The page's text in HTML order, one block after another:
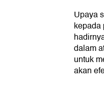
Upaya
kepada
dalam
untuk
akan